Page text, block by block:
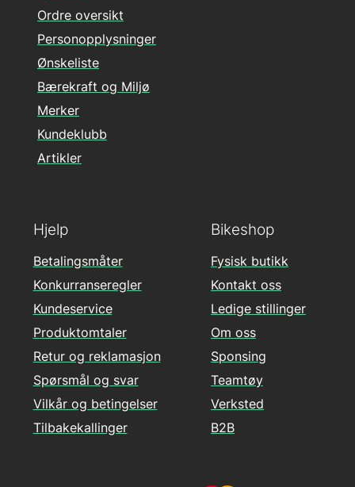
Hjelp
Betalingsmåter
Konkurranseregler
Kundeservice
Produktomtaler
Retur og reklamasjon
Spørsmål og svar
Vilkår og betingelser
Tilbakekallinger
Ordre oversikt
Personopplysninger
Ønskeliste
Bærekraft og Miljø
Merker
Kundeklubb
Artikler
Bikeshop
Fysisk butikk
Kontakt oss
Ledige stillinger
Om oss
Sponsing
Teamtøy
Verksted
B2B